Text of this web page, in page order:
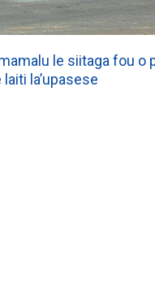
le siitaga fou o
la’upasese